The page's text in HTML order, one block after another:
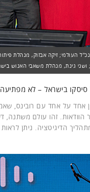
העולמי; זיקה אבזוק, מנהלת
ושני גינת, מנהלת משאבי האנוש
בישראל – לא
אחד על אחד עם רובינס,
הוודאות. זהו עולם משתנה,
הדיגיטציה. ניתן